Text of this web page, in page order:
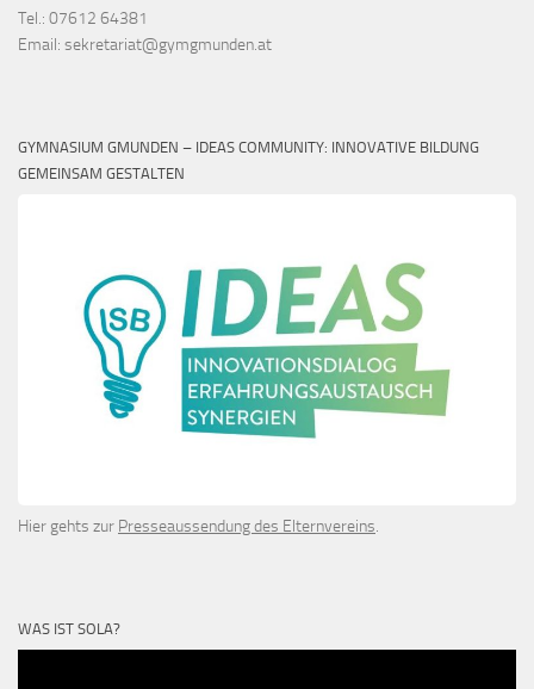
Tel.: 07612 64381
Email: sekretariat@gymgmunden.at
GYMNASIUM GMUNDEN – IDEAS COMMUNITY: INNOVATIVE BILDUNG
GEMEINSAM GESTALTEN
Hier gehts zur Presseaussendung des Elternvereins.
WAS IST SOLA?